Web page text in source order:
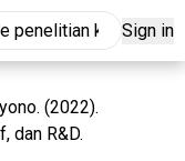
Sign in
(2022).
dan R&D.